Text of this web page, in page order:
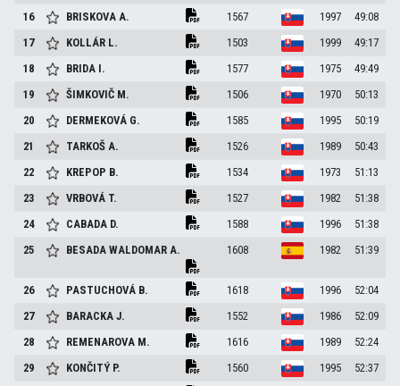
16
BRISKOVAA. 1567 1997
49:08
17
KOLLÁR L. 1503 1999
49:17
18
BRIDA I. 1577 1975
49:49
19
ŠIMKOVIČ M. 1506 1970
50:13
20
DERMEKOVÁ G. 1585 1995
50:19
21
TARKOŠA. 1526 1989
50:43
22
KREPOP B. 1534 1973
51:13
23
VRBOVÁ T. 1527 1982
51:38
24
CABADA D. 1588 1996
51:38
25
BESADA WALDOMARA. 1608 1982 51:39
26 PASTUCHOVÁ B. 1618 1996
52:04
27
BARACKAJ. 1552 1986
52:09
28
REMENAROVA M. 1616 1989
52:24
29
KONČITÝ P. 1560 1995
52:37